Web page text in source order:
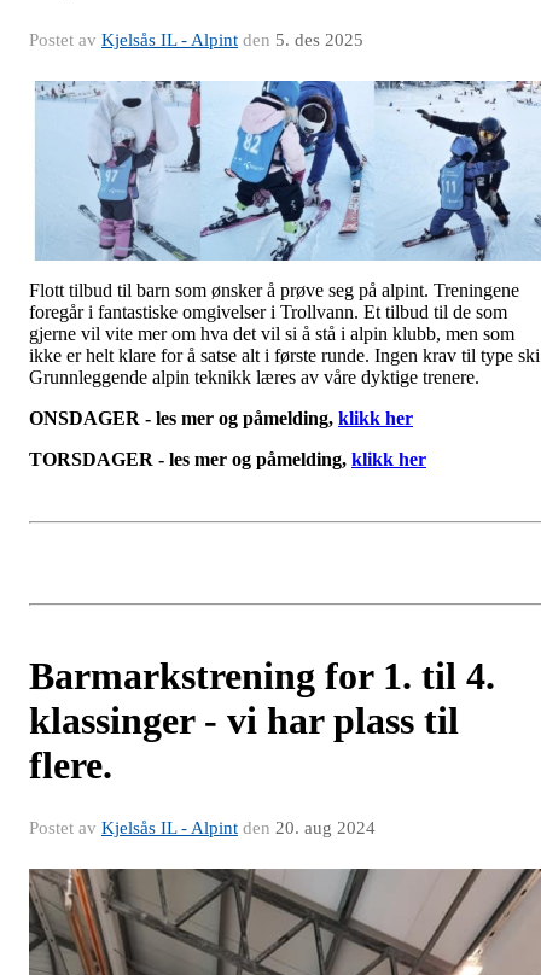
Postet av Kjelsås IL - Alpint den 5. des 2025
Flott tilbud til barn som ønsker å prøve seg på alpint. Treningene
foregår i fantastiske omgivelser i Trollvann. Et tilbud til de som
gjerne vil vite mer om hva det vil si å stå i alpin klubb, men som
ikke er helt klare for å satse alt i første runde. Ingen krav til type
Grunnleggende alpin teknikk læres av våre dyktige trenere.
ONSDAGER - les mer og påmelding, klikk her
TORSDAGER - les mer og påmelding, klikk her
Barmarkstrening for 1. til 4.
klassinger - vi har plass til
flere.
Postet av Kjelsås IL - Alpint den 20. aug 2024